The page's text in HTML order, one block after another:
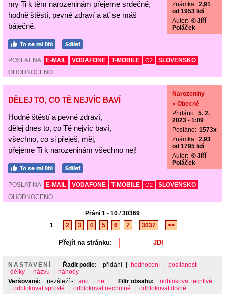
my Ti k těm narozeninám přejeme srdečně,
hodně štěstí, pevné zdraví a ať se máš
báječně.
Známka: 2,91
od 1953 lidí
Autor: © Jiří
Poláček
POSLAT NA E-MAIL VODAFONE T-MOBILE O2
SLOVENSKO
OHODNOCENO
DĚLEJ TO, CO TĚ NEJVÍC BAVÍ
Hodně štěstí a pevné zdraví,
dělej dnes to, co Tě nejvíc baví,
všechno, co si přeješ, měj,
přejeme Ti k narozeninám všechno nej!
Narozeniny
» Obecné
Přidáno: 5. 2.
2023 - 1:09
Posláno: 1573x
Známka: 2,93
od 1795 lidí
Autor: © Jiří
Poláček
POSLAT NA E-MAIL VODAFONE T-MOBILE O2
SLOVENSKO
OHODNOCENO
Přání 1 - 10 / 30369
1
2 3 4 5 6 7 3037 >>
Přejít na stránku:
NASTAVENÍ Řadit podle: přidání -| hodnocení posílanosti
délky
názvu
náhody
Veršované:
nezáleží -| ano ne Filtr obsahu:
odblokovat lechtivé
odblokovat sprosté odblokovat nechutné
odblokovat drsné